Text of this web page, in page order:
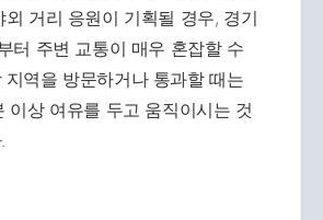
외 거리 응원이 기획될 경우, 경기
터 주변 교통이 매우 혼잡할 수
지역을 방문하거나 통과할 때는
이상 여유를 두고 움직이시는 것